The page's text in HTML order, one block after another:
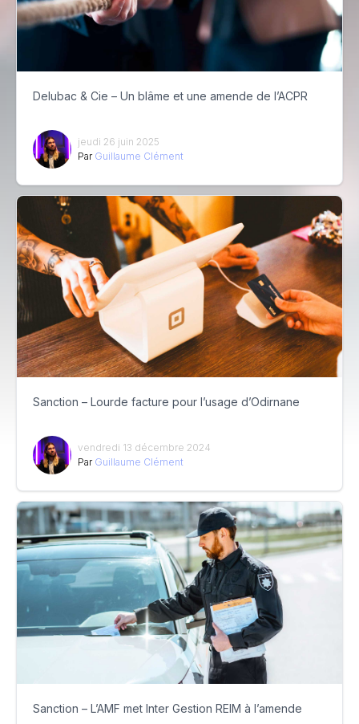
Delubac & Cie – Un blâme et une amende de l’ACPR
jeudi 26 juin 2025
Par Guillaume Clément
Sanction – Lourde facture pour l’usage d’Odirnane
vendredi 13 décembre 2024
Par Guillaume Clément
Sanction – L’AMF met Inter Gestion REIM à l’amende